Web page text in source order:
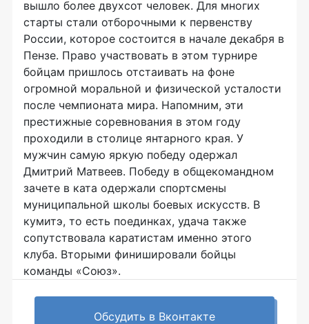
вышло более двухсот человек. Для многих
старты стали отборочными к первенству
России, которое состоится в начале декабря в
Пензе. Право участвовать в этом турнире
бойцам пришлось отстаивать на фоне
огромной моральной и физической усталости
после чемпионата мира. Напомним, эти
престижные соревнования в этом году
проходили в столице янтарного края. У
мужчин самую яркую победу одержал
Дмитрий Матвеев. Победу в общекомандном
зачете в ката одержали спортсмены
муниципальной школы боевых искусств. В
кумитэ, то есть поединках, удача также
сопутствовала каратистам именно этого
клуба. Вторыми финишировали бойцы
команды «Союз».
Обсудить в Вконтакте